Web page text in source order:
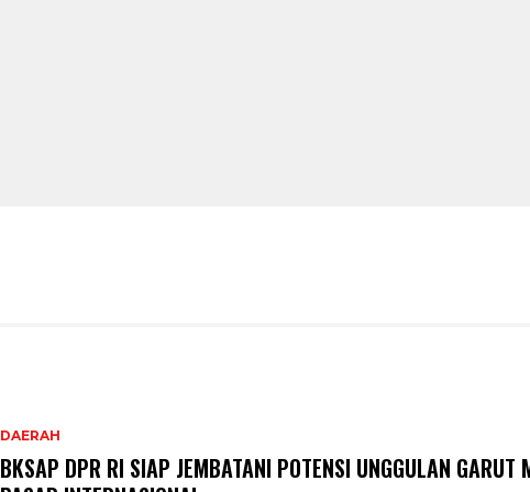
DAERAH
BKSAP DPR RI SIAP JEMBATANI POTENSI UNGGULAN GARUT